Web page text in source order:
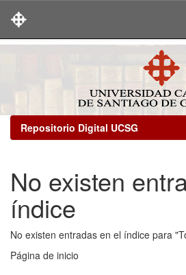
Repositorio Digital UCSG
No existen
índice
No existen entradas en el índice para
Página de inicio